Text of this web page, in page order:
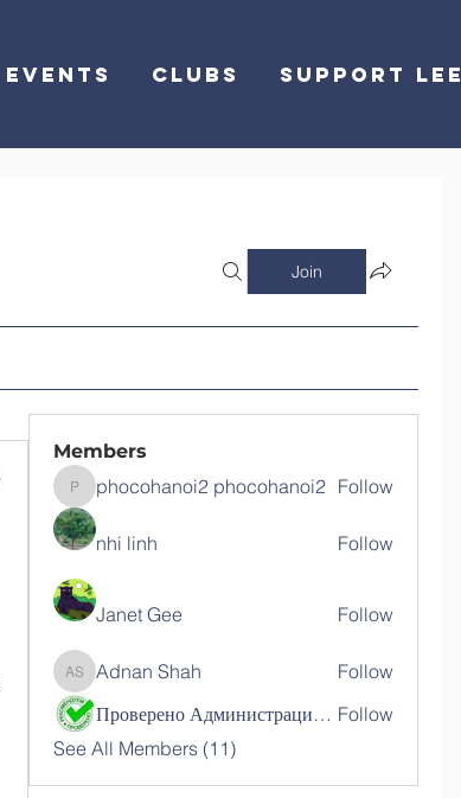
EVENTS Clubs SUPPORT LEE
Join
Members
phocohanoi2 phocohanoi2
phocohanoi2 phocohanoi2 Follow
nhi linh Follow
Janet Gee Follow
Adnan Shah
Adnan Shah
Follow
Проверено Администрацией! Превосходный Результат! Follow
See All Members (11)